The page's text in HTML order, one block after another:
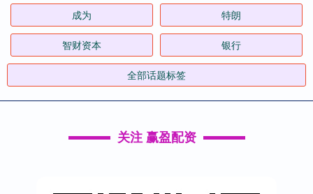
成为 特朗
智财资本 银行
全部话题标签
关注 赢盈配资